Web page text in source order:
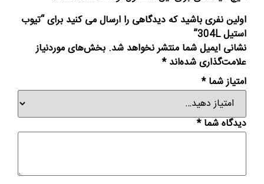
اولین نفری باشید که دیدگاهی را ارسال می کنید برای “تیوب
استیل 304L”
نشانی ایمیل شما منتشر نخواهد شد. بخش‌های موردنیاز
علامت‌گذاری شده‌اند*
امتیاز شما*
دیدگاه شما*